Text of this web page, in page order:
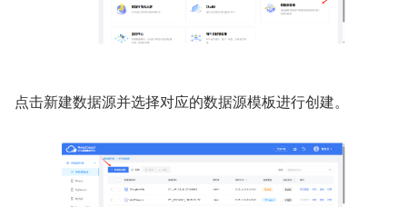
点击新建数据源并选择对应的数据源模板进行创建。